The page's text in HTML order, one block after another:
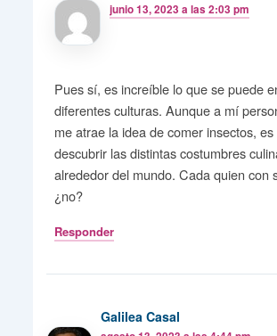
junio 13, 2023 a las 2:03 pm
Pues sí, es increíble lo que se puede
diferentes culturas. Aunque a mí
me atrae la idea de comer insectos,
descubrir las distintas costumbres
alrededor del mundo. Cada quien con
¿no?
Responder
Galilea Casal